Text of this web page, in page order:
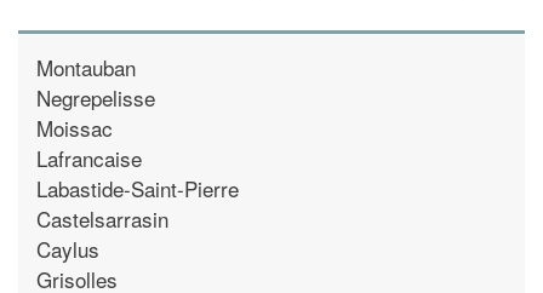
Montauban
Negrepelisse
Moissac
Lafrancaise
Labastide-Saint-Pierre
Castelsarrasin
Caylus
Grisolles